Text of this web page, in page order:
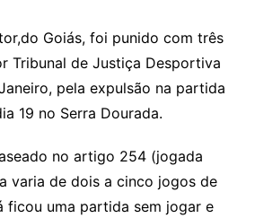
Goiás, foi punido com três
Tribunal de Justiça Desportiva
pela expulsão na partida
19 no Serra Dourada.
no artigo 254 (jogada
varia de dois a cinco jogos de
ficou uma partida sem jogar e